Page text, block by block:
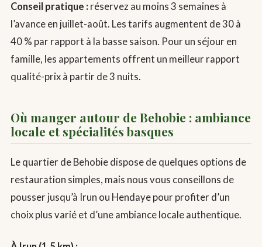
Conseil pratique : réservez au moins 3 semaines à
l’avance en juillet-août. Les tarifs augmentent de 30 à
40 % par rapport à la basse saison. Pour un séjour en
famille, les appartements offrent un meilleur rapport
qualité-prix à partir de 3 nuits.
Où manger autour de Behobie : ambiance
locale et spécialités basques
Le quartier de Behobie dispose de quelques options de
restauration simples, mais nous vous conseillons de
pousser jusqu’à Irun ou Hendaye pour profiter d’un
choix plus varié et d’une ambiance locale authentique.